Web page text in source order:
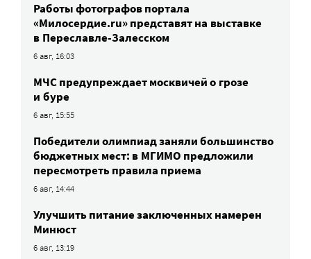
Работы фотографов портала
«Милосердие.ru» представят на выставке
в Переславле-Залесском
6 авг, 16:03
МЧС предупреждает москвичей о грозе
и буре
6 авг, 15:55
Победители олимпиад заняли большинство
бюджетных мест: в МГИМО предложили
пересмотреть правила приема
6 авг, 14:44
Улучшить питание заключенных намерен
Минюст
6 авг, 13:19